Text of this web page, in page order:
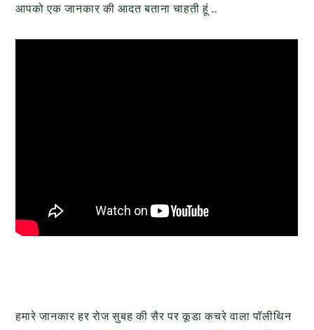
आपको एक जानकार की आदत बताना चाहती हूं ..
हमारे जानकार हर रोज सुबह की सैर पर कूडा कचरे वाला पॉलीथिन